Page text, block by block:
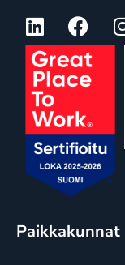
Paikkakunnat